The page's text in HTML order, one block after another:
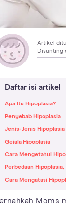
Artikel
Disunting
Daftar isi artikel
Apa Itu Hipoplasia?
Penyebab Hipoplasia
Jenis-Jenis Hipoplasia
Gejala Hipoplasia
Cara Mengetahui
Perbedaan
Cara Mengatasi
Moms